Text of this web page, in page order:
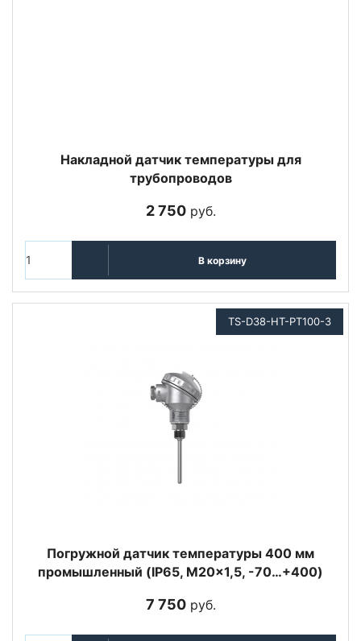
Накладной датчик температуры для
трубопроводов
2 750руб.
В корзину
TS-D38-HT-PT100-3
Погружной датчик температуры 400 мм
промышленный (IP65, M20x1,5, -70…+400)
7 750руб.